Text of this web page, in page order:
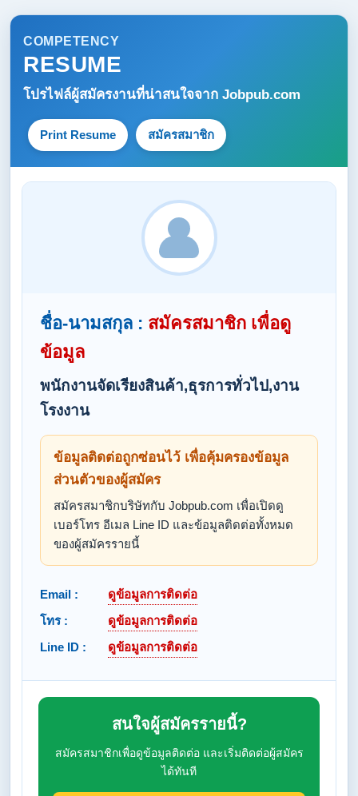
COMPETENCY
RESUME
โปรไฟล์ผู้สมัครงานที่น่าสนใจจาก Jobpub.com
Print Resume สมัครสมาชิก
ชื่อ-นามสกุล : สมัครสมาชิก เพื่อดู
ข้อมูล
พนักงานจัดเรียงสินค้า,ธุรการทั่วไป,งาน
โรงงาน
ข้อมูลติดต่อถูกซ่อนไว้ เพื่อคุ้มครองข้อมูล
ส่วนตัวของผู้สมัคร
สมัครสมาชิกบริษัทกับ Jobpub.com เพื่อเปิดดู
เบอร์โทร อีเมล Line ID และข้อมูลติดต่อทั้งหมด
ของผู้สมัครรายนี้
Email :
ดูข้อมูลการติดต่อ
โทร :
ดูข้อมูลการติดต่อ
Line ID :
ดูข้อมูลการติดต่อ
สนใจผู้สมัครรายนี้?
สมัครสมาชิกเพื่อดูข้อมูลติดต่อ และเริ่มติดต่อผู้สมัคร
ได้ทันที